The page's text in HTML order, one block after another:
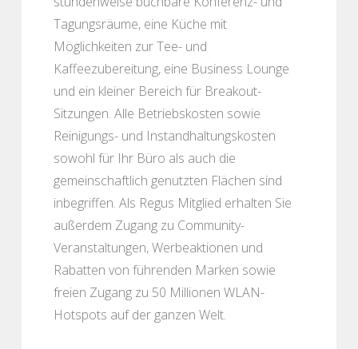
Tagungsräume, eine Küche mit
Möglichkeiten zur Tee- und
Kaffeezubereitung, eine Business Lounge
und ein kleiner Bereich für Breakout-
Sitzungen. Alle Betriebskosten sowie
Reinigungs- und Instandhaltungskosten
sowohl für Ihr Büro als auch die
gemeinschaftlich genutzten Flächen sind
inbegriffen. Als Regus Mitglied erhalten Sie
außerdem Zugang zu Community-
Veranstaltungen, Werbeaktionen und
Rabatten von führenden Marken sowie
freien Zugang zu 50 Millionen WLAN-
Hotspots auf der ganzen Welt.